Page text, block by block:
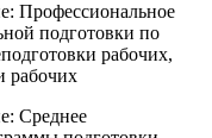
Профессиональное
подготовки по
рабочих,
рабочих
Среднее